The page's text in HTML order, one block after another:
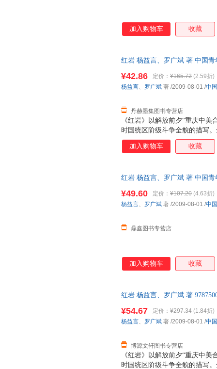
加入购物车 收藏
红岩 杨益言、罗广斌 著 中国青
《红岩》以解放前夕“重庆中
时国统区阶级斗争全貌的描写
争、重庆城内的学生运动和地
的社会背景，形成纷繁的斗争
度和深度再现了国民党统治行
的英雄形象，光彩照人，感人
色，既揭示了他们的反动本质
¥42.86 定价： ¥165.72 (2.59折)
丹赫墨集图书专营店
杨益言、 罗广斌 著 /2009-08-01 /中
加入购物车 收藏
红岩 杨益言、罗广斌 著 中国
¥49.60 定价： ¥107.20 (4.63折)
鼎鑫图书专营店
杨益言、 罗广斌 著 /2009-08-01 /中
加入购物车 收藏
红岩 杨益言、罗广斌 著
《红岩》以解放前夕“重庆中
时国统区阶级斗争全貌的描写
¥54.67 定价： ¥297.34 (1.84折)
博源文轩图书专营店
杨益言、 罗广斌 著 /2009-08-01 /中